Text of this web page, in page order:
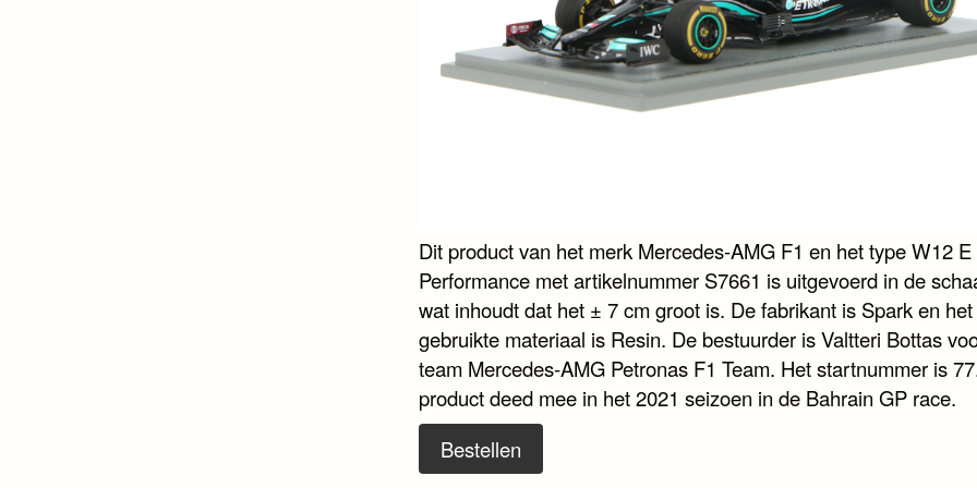
Dit product van het merk Mercedes-AMG F1 en het type W12 E
Performance met artikelnummer S7661 is uitgevoerd in de
wat inhoudt dat het ± 7 cm groot is. De fabrikant is Spark en het
gebruikte materiaal is Resin. De bestuurder is Valtteri Bottas
team Mercedes-AMG Petronas F1 Team. Het startnummer is
product deed mee in het 2021 seizoen in de Bahrain GP race.
Bestellen